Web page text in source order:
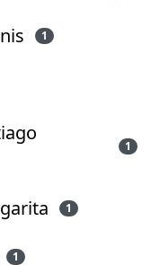
1
1
1
1